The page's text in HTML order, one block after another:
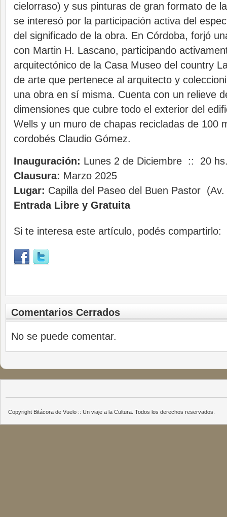
cielorraso) y sus pinturas de gran formato de
se interesó por la participación activa del
del significado de la obra. En Córdoba, forjó
con Martin H. Lascano, participando
arquitectónico de la Casa Museo del country
de arte que pertenece al arquitecto y
una obra en sí misma. Cuenta con un relieve
dimensiones que cubre todo el exterior del
Wells y un muro de chapas recicladas de 100
cordobés Claudio Gómez.
Inauguración: Lunes 2 de Diciembre :: 20
Clausura: Marzo 2025
Lugar: Capilla del Paseo del Buen Pastor
Entrada Libre y Gratuita
Si te interesa este artículo, podés compartirlo:
Comentarios Cerrados
No se puede comentar.
Copyright Bitácora de Vuelo :: Un viaje a la Cultura. Todos los derechos reservados.